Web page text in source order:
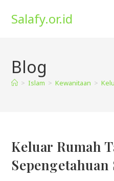
Salafy.or.id
Blog
> Islam > Kewanitaan >
Keluar Rumah
Sepengetahuan